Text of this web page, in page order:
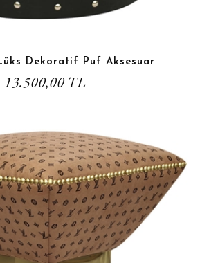
Dekoratif Puf Aksesuar
13.500,00 TL